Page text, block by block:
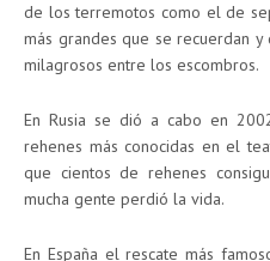
de los terremotos como el de
más grandes que se recuerdan
milagrosos entre los escombros.
En Rusia se dió a cabo en
rehenes más conocidas en el
que cientos de rehenes
mucha gente perdió la vida.
En España el rescate más